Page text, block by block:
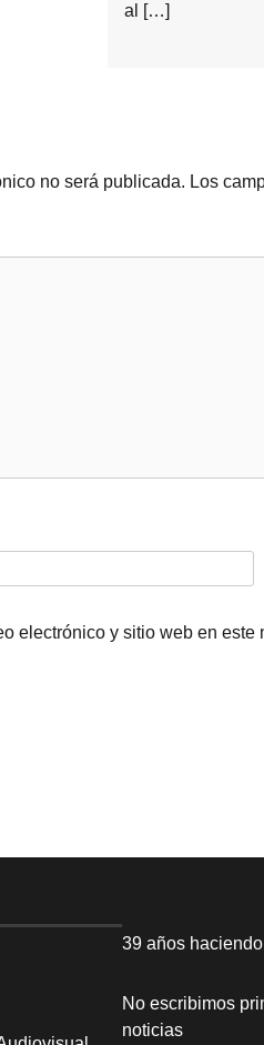
al […]
no será publicada. Los
electrónico y sitio web en
39 años
No escribimos
noticias